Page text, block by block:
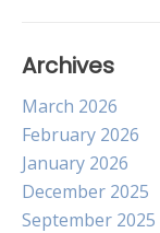
Archives
March 2026
February 2026
January 2026
December 2025
September 2025